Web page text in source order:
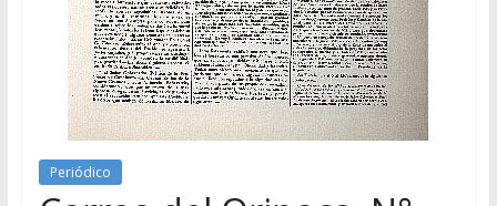
Periódico